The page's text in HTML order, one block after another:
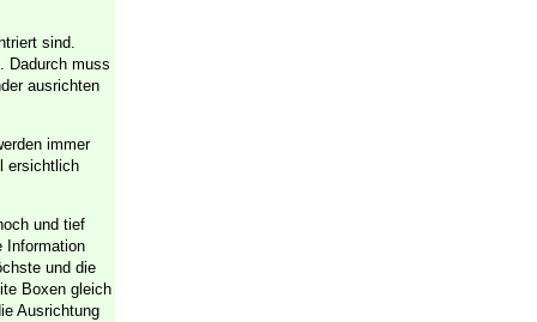
sind.
Dadurch muss
ausrichten
immer
ersichtlich
und tief
Information
und die
Boxen gleich
Ausrichtung